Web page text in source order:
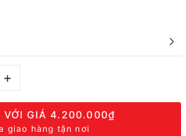
+
VỚI GIÁ4.200.000₫
giao hàng tận nơi